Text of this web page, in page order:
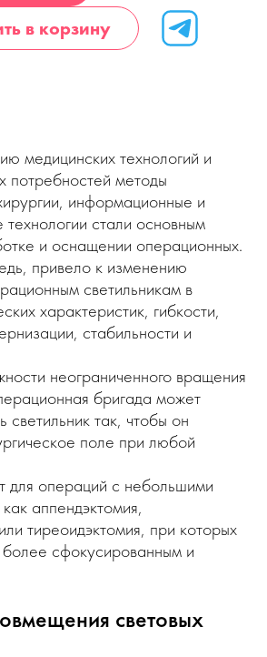
в корзину
медицинских технологий и
потребностей методы
информационные и
технологии стали основным
и оснащении операционных.
привело к изменению
светильникам в
характеристик, гибкости,
стабильности и
неограниченного вращения
бригада может
светильник так, чтобы он
поле при любой
для операций с небольшими
аппендэктомия,
тиреоидэктомия, при которых
сфокусированным и
световых